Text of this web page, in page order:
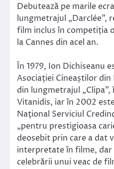
Debutează pe marile
lungmetrajul „Darclée”,
film inclus în competiția
la Cannes din acel an.
În 1979, Ion Dichiseanu
Asociației Cineaștilor
din lungmetrajul
Vitanidis, iar în 2002
Naţional Serviciul
„pentru prestigioasa
deosebit prin care a dat
interpretate în filme, dar
celebrării unui veac de